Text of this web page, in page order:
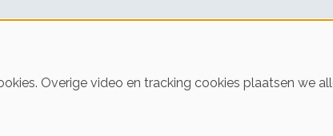
Overige video en tracking cookies plaatsen we